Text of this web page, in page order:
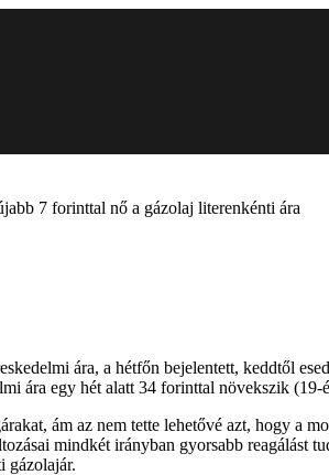
7 forinttal nő a gázolaj literenkénti ára
ára, a hétfőn bejelentett, keddtől
ára egy hét alatt 34 forinttal növekszik
ám az nem tette lehetővé azt, hogy a
mindkét irányban gyorsabb reagálást
gázolajár.